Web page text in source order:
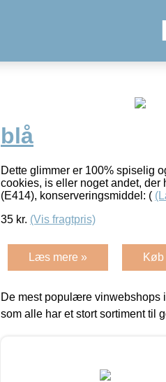
blå
Dette glimmer er 100% spiselig
cookies, is eller noget andet, der
(E414), konserveringsmiddel: (
35 kr. (Vis fragtpris)
Læs mere »
De mest populære vinwebshops
som alle har et stort sortiment til